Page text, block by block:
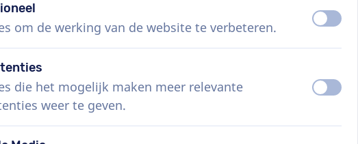
om de werking van de website te verbeteren. uit aan
die het mogelijk maken meer relevante
weer te geven.
uit aan